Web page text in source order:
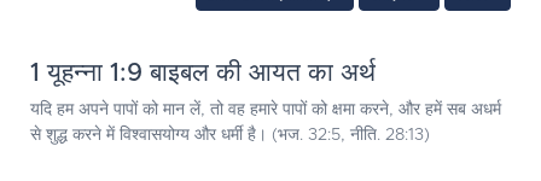
1 यूहन्ना 1:9 बाइबल की आयत का अर्थ
यदि हम अपने पापों को मान लें, तो वह हमारे पापों को क्षमा करने, और हमें सब अधर्म
से शुद्ध करने में विश्वासयोग्य और धर्मी है। (भज. 32:5, नीति. 28:13)